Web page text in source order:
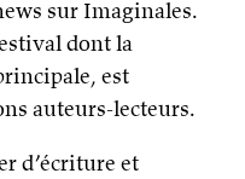
sur Imaginales.
dont la
est
auteurs-lecteurs.
d’écriture et